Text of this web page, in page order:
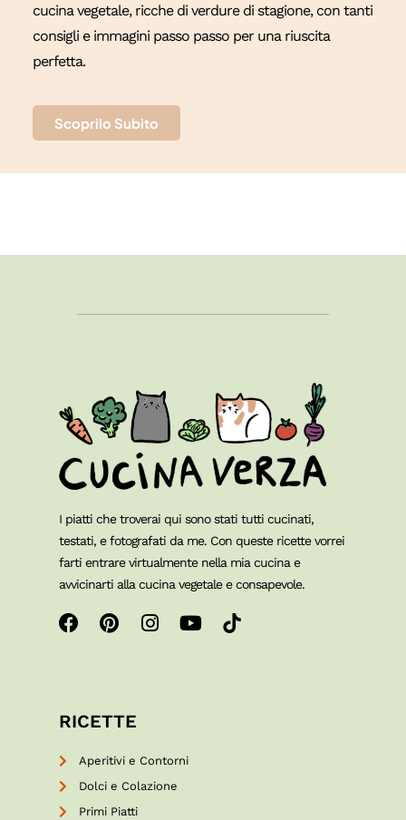
cucina vegetale, ricche di verdure di stagione, con tanti
consigli e immagini passo passo per una riuscita
perfetta.
Scoprilo Subito
I piatti che troverai qui sono stati tutti cucinati,
testati, e fotografati da me. Con queste ricette vorrei
farti entrare virtualmente nella mia cucina e
avvicinarti alla cucina vegetale e consapevole.
RICETTE
Aperitivi e Contorni
Dolci e Colazione
Primi Piatti